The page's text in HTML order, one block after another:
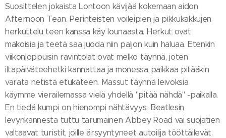
Suosittelen jokaista Lontoon kävijää kokemaan aidon
Afternoon Tean. Perinteisten voileipien ja pikkukakkujen
herkuttelu teen kanssa käy lounaasta. Herkut ovat
makoisia ja teetä saa juoda niin paljon kuin haluaa. Etenkin
viikonloppuisin ravintolat ovat melko täynnä, joten
iltapäiväteehetki kannattaa ja monessa paikkaa pitääkin
varata netistä etukäteen. Massut täynnä leivoksia
käymme vierailemassa vielä yhdellä "pitää nähdä" -paikalla.
En tiedä kumpi on hienompi nähtävyys; Beatlesin
levynkannesta tuttu tarumainen Abbey Road vai suojatien
valtaavat turistit, joille ärsyyntyneet autoilija tööttäilevät.